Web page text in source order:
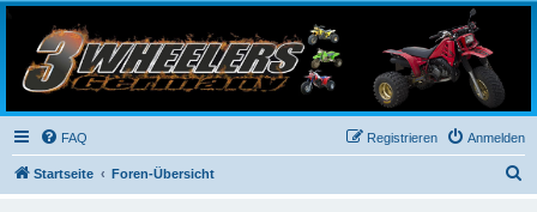
3-Wheelers Germany
Honda, Yamaha, Kawasaki Trike
FAQ Anmelden
Registrieren
Startseite Foren-Übersicht